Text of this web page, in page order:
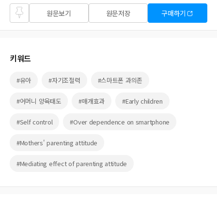
즐겨
찾기
원문보기 원문저장 구매하기
키워드
#유아 #자기조절력 #스마트폰 과의존
#어머니 양육태도 #매개효과 #Early children
#Self control #Over dependence on smartphone
#Mothers' parenting attitude
#Mediating effect of parenting attitude